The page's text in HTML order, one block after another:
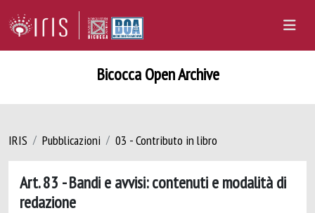
Bicocca Open Archive
IRIS Pubblicazioni 03 - Contributo in libro
Art. 83 - Bandi e avvisi: contenuti e modalità di
redazione